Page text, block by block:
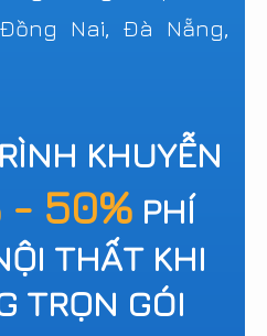
Nai, Đà Nẵng,
KHUYỄN
- 50% PHÍ
THẤT KHI
TRỌN GÓI